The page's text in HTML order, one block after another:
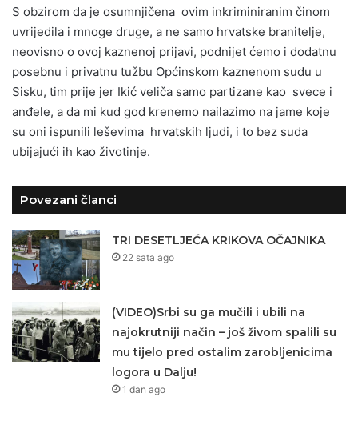
S obzirom da je osumnjičena ovim inkriminiranim činom
uvrijedila i mnoge druge, a ne samo hrvatske branitelje,
neovisno o ovoj kaznenoj prijavi, podnijet ćemo i dodatnu
posebnu i privatnu tužbu Općinskom kaznenom sudu u
Sisku, tim prije jer Ikić veliča samo partizane kao svece i
anđele, a da mi kud god krenemo nailazimo na jame koje
su oni ispunili leševima hrvatskih ljudi, i to bez suda
ubijajući ih kao životinje.
Povezani članci
TRI DESETLJEĆA KRIKOVA OČAJNIKA
22 sata ago
(VIDEO)Srbi su ga mučili i ubili na
najokrutniji način – još živom spalili su
mu tijelo pred ostalim zarobljenicima
logora u Dalju!
1 dan ago